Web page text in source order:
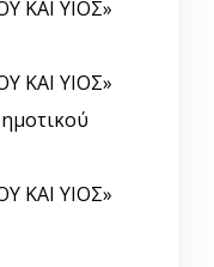
ΚΑΙ ΥΙΟΣ»
ΚΑΙ ΥΙΟΣ»
ΚΑΙ ΥΙΟΣ»